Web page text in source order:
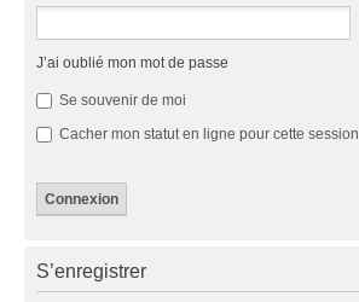
J’ai oublié mon mot de passe
Se souvenir de moi
Cacher mon statut en ligne pour cette session
S’enregistrer